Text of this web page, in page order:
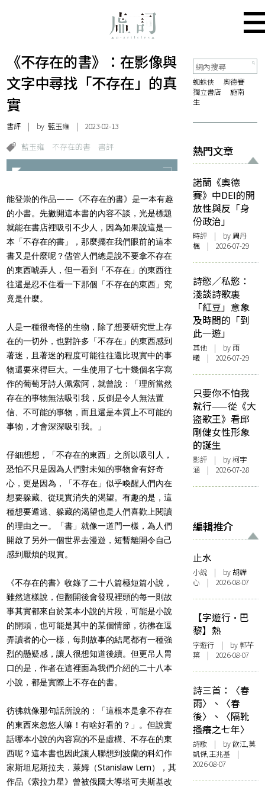
《不存在的書》：在影像與
文字中尋找「不存在」的真
實
書評 | by 藍玉雍 | 2023-02-13
藍玉雍 不存在的書 書評
能登崇的作品——《不存在的書》是一本有趣
的小書。先撇開這本書的內容不談，光是標題
就能在書店裡吸引不少人，因為如果說這是一
本「不存在的書」，那麼擺在我們眼前的這本
書又是什麼呢？儘管人們總是說不要拿不存在
的東西唬弄人，但一看到「不存在」的東西往
往還是忍不住看一下那個「不存在的東西」究
竟是什麼。
人是一種很奇怪的生物，除了想要研究世上存
在的一切外，也對許多「不存在」的東西感到
著迷，且著迷的程度可能往往還比現實中的事
物還要來得巨大。一生使用了七十幾個名字寫
作的葡萄牙詩人佩索阿，就曾說：「理所當然
存在的事物無法吸引我，反倒是令人無法置
信、不可能的事物，而且還是本質上不可能的
事物，才會深深吸引我。」
仔細想想，「不存在的東西」之所以吸引人，
恐怕不只是因為人們對未知的事物會有好奇
心，更是因為，「不存在」似乎喚醒人們內在
想要躲藏、從現實消失的渴望。有趣的是，這
種想要遁逃、躲藏的渴望也是人們喜歡上閱讀
的理由之一。「書」就像一道門一樣，為人們
開啟了另外一個世界去漫遊，短暫離開令自己
感到厭煩的現實。
《不存在的書》收錄了二十八篇極短篇小說，
雖然這樣說，但翻開後會發現裡頭的每一則故
事其實都來自於某本小說的片段，可能是小說
的開頭，也可能是其中的某個情節，彷彿在逗
弄讀者的心一樣，每則故事的結尾都有一種強
烈的懸疑感，讓人很想知道後續。但更吊人胃
口的是，作者在這裡面為我們介紹的二十八本
小說，都是實際上不存在的書。
彷彿就像那句話所說的：「這根本是拿不存在
的東西來忽悠人嘛！有啥好看的？」。但說實
話哪本小說的內容寫的不是虛構、不存在的東
西呢？這本書也因此讓人聯想到波蘭的科幻作
家斯坦尼斯拉夫．萊姆（Stanislaw Lem），其
作品《索拉力星》曾被俄國大導塔可夫斯基改
蜘蛛俠
奧德賽
獨立書店
施南
生
熱門文章
諾蘭《奧德
賽》中DEI的開
放性與反「身
份政治」
時評 | by周丹
楓 | 2026-07-29
詩慾／私慾：
淺談詩歌裏
「紅豆」意象
及時間的「到
此一遊」
其他 | by 雨
曦 | 2026-07-29
只要你不怕我
就行——從《大
盜歌王》看邱
剛健女性形象
的誕生
影評 | by 柯宇
涵 | 2026-07-28
編輯推介
止水
小說 | by 胡韡
心 | 2026-08-07
【字遊行·巴
黎】熱
字遊行 | by 郭芊
葉 | 2026-08-07
詩三首：〈春
雨〉、〈春
後〉、〈隔靴
搔癢之七年〉
詩歌 | by 飲江,莫
凱傑,王兆基 |
2026-08-07